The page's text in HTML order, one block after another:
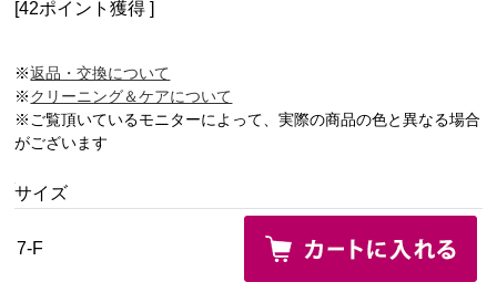
[42ポイント獲得 ]
※返品・交換について
※クリーニング＆ケアについて
※ご覧頂いているモニターによって、実際の商品の色と異なる場合
がございます
サイズ
7-F